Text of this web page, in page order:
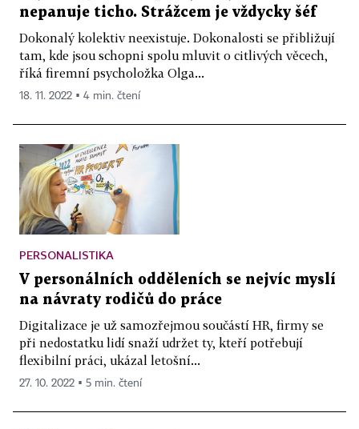
nepanuje ticho. Strážcem je vždycky šéf
Dokonalý kolektiv neexistuje. Dokonalosti se přibližují
tam, kde jsou schopni spolu mluvit o citlivých věcech,
říká firemní psycholožka Olga...
18. 11. 2022 ▪ 4 min. čtení
PERSONALISTIKA
V personálních odděleních se nejvíc myslí
na návraty rodičů do práce
Digitalizace je už samozřejmou součástí HR, firmy se
při nedostatku lidí snaží udržet ty, kteří potřebují
flexibilní práci, ukázal letošní...
27. 10. 2022 ▪ 5 min. čtení